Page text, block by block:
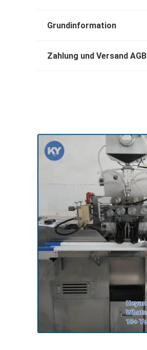
Grundinformation
Zahlung und Versand AGB